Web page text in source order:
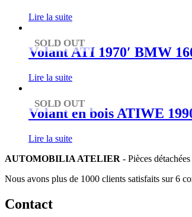
Lire la suite
SOLD OUT
Volant ATI 1970′ BMW
Lire la suite
SOLD OUT
Volant en bois ATIWE
Lire la suite
AUTOMOBILIA ATELIER - Pièces
Nous avons plus de 1000 clients satisfaits sur 6
Contact